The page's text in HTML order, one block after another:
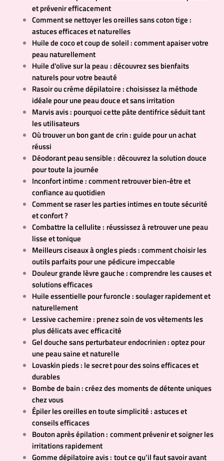
et prévenir efficacement
Comment se nettoyer les oreilles sans coton tige :
astuces efficaces et naturelles
Huile de coco et coup de soleil : comment apaiser votre
peau naturellement
Huile d'olive sur la peau : découvrez ses bienfaits
naturels pour votre beauté
Rasoir ou crème dépilatoire : choisissez la méthode
idéale pour une peau douce et sans irritation
Marvis avis : pourquoi cette pâte dentifrice séduit tant
les utilisateurs
Où trouver un bon gant de crin : guide pour un achat
réussi
Déodorant peau sensible : découvrez la solution douce
pour toute la journée
Inconfort intime : comment retrouver bien-être et
confiance au quotidien
Comment se raser les parties intimes en toute sécurité
et confort ?
Combattre la cellulite : réussissez à retrouver une peau
lisse et tonique
Meilleurs ciseaux à ongles pieds : comment choisir les
outils parfaits pour une pédicure impeccable
Douleur grande lèvre gauche : comprendre les causes et
solutions efficaces
Huile essentielle pour furoncle : soulager rapidement et
naturellement
Lessive cachemire : prenez soin de vos vêtements les
plus délicats avec efficacité
Gel douche sans perturbateur endocrinien : optez pour
une peau saine et naturelle
Lovaskin pieds : le secret pour des soins efficaces et
durables
Bombe de bain : créez des moments de détente uniques
chez vous
Épiler les oreilles en toute simplicité : astuces et
conseils efficaces
Bouton après épilation : comment prévenir et soigner les
irritations rapidement
Gomme dépilatoire avis : tout ce qu’il faut savoir avant